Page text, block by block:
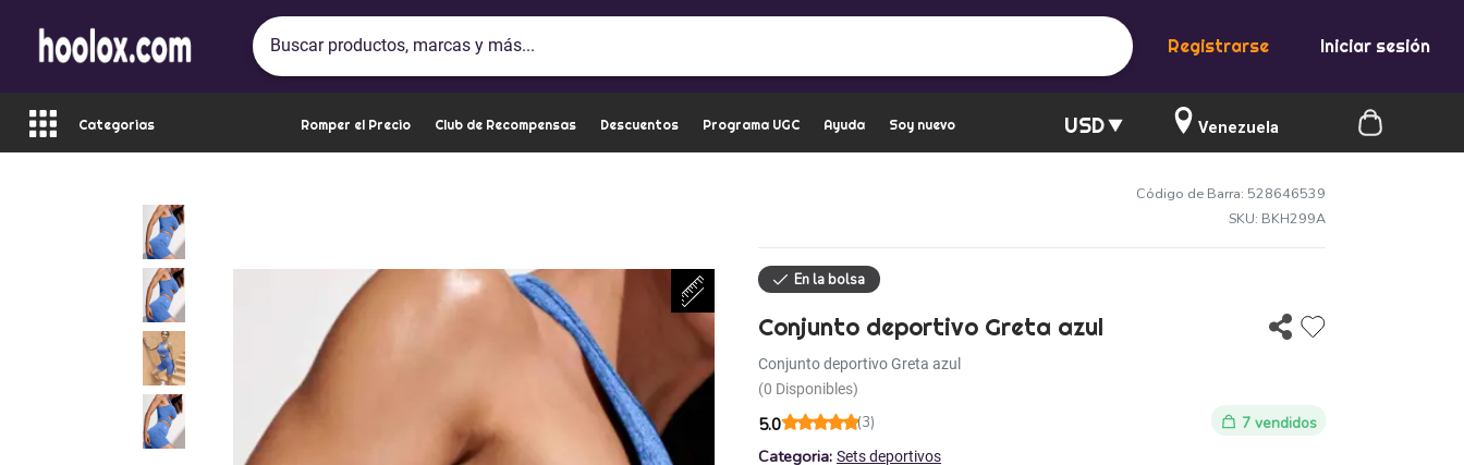
Registrarse Iniciar sesión
Categorias Romper el Precio Club de Recompensas Descuentos Programa UGC Ayuda Soy nuevo USD Venezuela
Código de Barra: 528646539
SKU: BKH299A
Conjunto deportivo Greta azul
Conjunto deportivo Greta azul
(0 Disponibles)
5.0 (3) 7 vendidos
Categoria: Sets deportivos